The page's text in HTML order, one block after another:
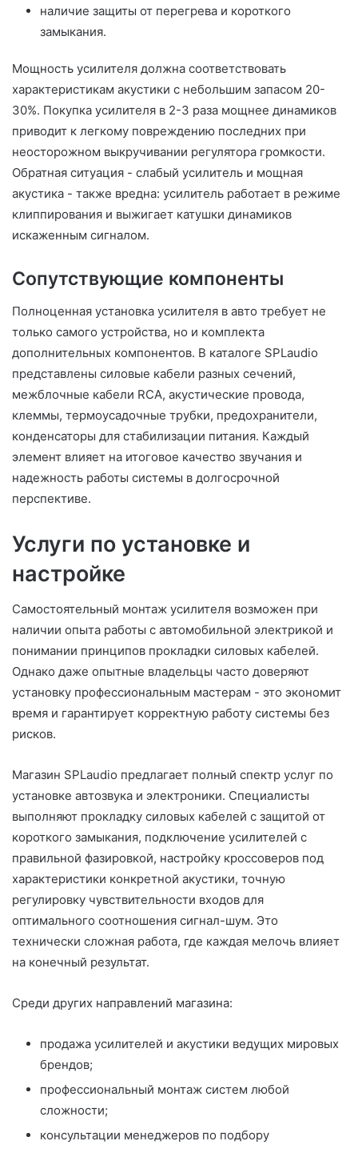
наличие защиты от перегрева и короткого
замыкания.
Мощность усилителя должна соответствовать
характеристикам акустики с небольшим запасом 20-
30%. Покупка усилителя в 2-3 раза мощнее динамиков
приводит к легкому повреждению последних при
неосторожном выкручивании регулятора громкости.
Обратная ситуация - слабый усилитель и мощная
акустика - также вредна: усилитель работает в режиме
клиппирования и выжигает катушки динамиков
искаженным сигналом.
Сопутствующие компоненты
Полноценная установка усилителя в авто требует не
только самого устройства, но и комплекта
дополнительных компонентов. В каталоге SPLaudio
представлены силовые кабели разных сечений,
межблочные кабели RCA, акустические провода,
клеммы, термоусадочные трубки, предохранители,
конденсаторы для стабилизации питания. Каждый
элемент влияет на итоговое качество звучания и
надежность работы системы в долгосрочной
перспективе.
Услуги по установке и
настройке
Самостоятельный монтаж усилителя возможен при
наличии опыта работы с автомобильной электрикой и
понимании принципов прокладки силовых кабелей.
Однако даже опытные владельцы часто доверяют
установку профессиональным мастерам - это экономит
время и гарантирует корректную работу системы без
рисков.
Магазин SPLaudio предлагает полный спектр услуг по
установке автозвука и электроники. Специалисты
выполняют прокладку силовых кабелей с защитой от
короткого замыкания, подключение усилителей с
правильной фазировкой, настройку кроссоверов под
характеристики конкретной акустики, точную
регулировку чувствительности входов для
оптимального соотношения сигнал-шум. Это
технически сложная работа, где каждая мелочь влияет
на конечный результат.
Среди других направлений магазина:
продажа усилителей и акустики ведущих мировых
брендов;
профессиональный монтаж систем любой
сложности;
консультации менеджеров по подбору